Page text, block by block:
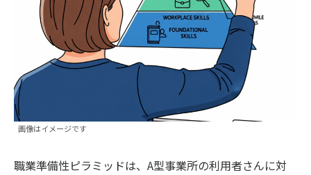
画像はイメージです
職業準備性ピラミッドは、A型事業所の利用者さんに対